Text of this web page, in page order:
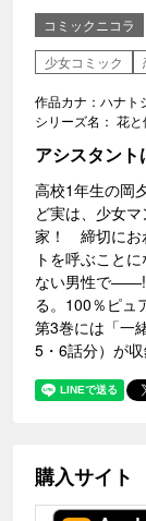
コミックニコラ
少女コミック
作品カナ：ハナト
シリーズ名： 花
アシスタン
高校1年生の岡
ど実は、少女
家！ 締切にお
トを呼ぶこと
ない男性で
る。100％ピ
第3巻には「一
5・6話分）が収
購入サイト